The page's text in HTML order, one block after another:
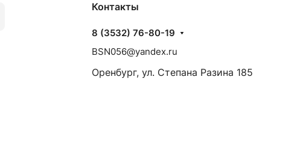
Контакты
8 (3532) 76-80-19
BSN056@yandex.ru
Оренбург, ул. Степана Разина 185